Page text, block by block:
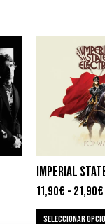
11,90€ - 21,90€
SELECCIONAR